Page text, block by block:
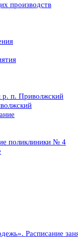
производств
п. Приволжский
поликлиники № 4
Расписание